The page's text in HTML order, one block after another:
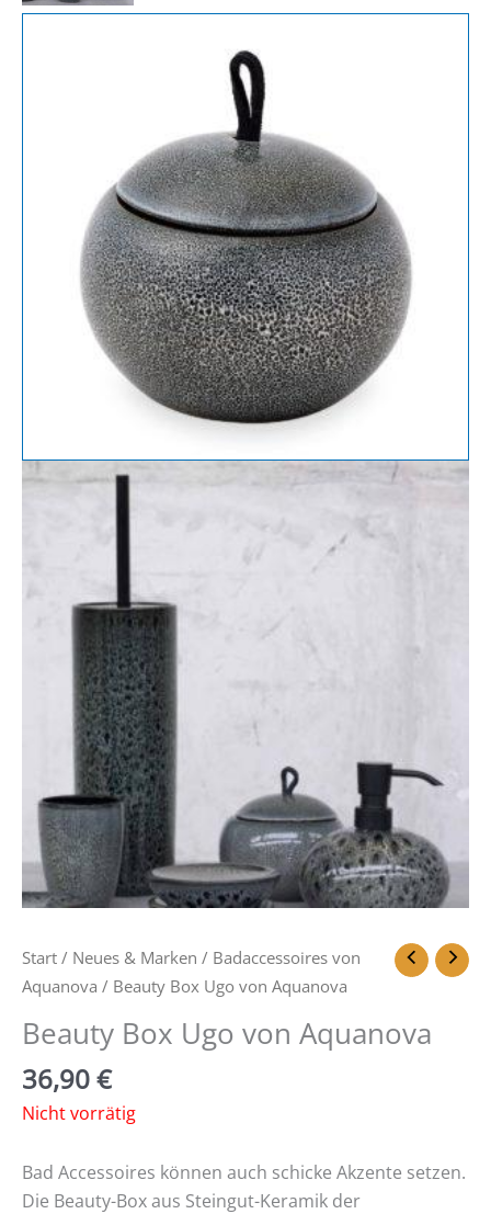
Start / Neues & Marken / Badaccessoires von
Aquanova / Beauty Box Ugo von Aquanova
Beauty Box Ugo von Aquanova
36,90€
Nicht vorrätig
Bad Accessoires können auch schicke Akzente setzen.
Die Beauty-Box aus Steingut-Keramik der